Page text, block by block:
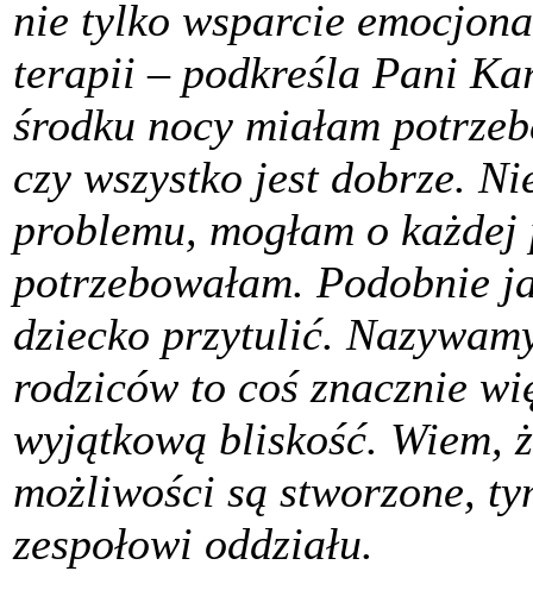
nie tylko wsparcie
terapii – podkreśla Pani
środku nocy miałam
czy wszystko jest dobrze.
problemu, mogłam o
potrzebowałam. Podobnie
dziecko przytulić.
rodziców to coś znacznie
wyjątkową bliskość. Wiem,
możliwości są stworzone,
zespołowi oddziału.